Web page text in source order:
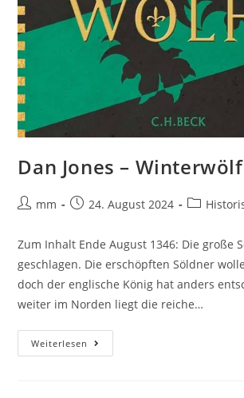
Dan Jones –
mm 24. August 2024
Zum Inhalt Ende August 1346: Die große
geschlagen. Die erschöpften Söldner
doch der englische König hat anders
weiter im Norden liegt die reiche…
Weiterlesen